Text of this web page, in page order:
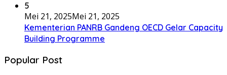
5
Mei 21, 2025Mei 21, 2025
Kementerian PANRB Gandeng OECD Gelar Capacity
Building Programme
Popular Post